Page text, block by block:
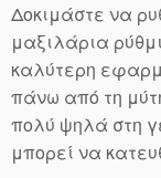
Δοκιμάστε να
μαξιλάρια
καλύτερη
πάνω από τη
πολύ ψηλά στη
μπορεί να